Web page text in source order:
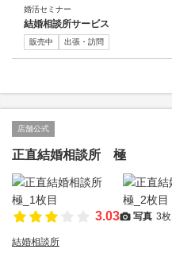
婚活セミナー
結婚相談所サービス
販売中 出張・訪問
店舗公式
正直結婚相談所 極
3.03 写真 3枚
結婚相談所